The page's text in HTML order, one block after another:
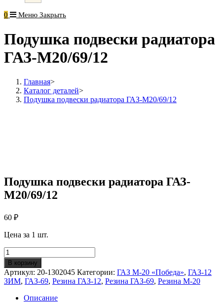
0 Меню Закрыть
Подушка подвески радиатора
ГАЗ-М20/69/12
Главная>
Каталог деталей>
Подушка подвески радиатора ГАЗ-М20/69/12
Подушка подвески радиатора ГАЗ-
М20/69/12
60 ₽
Цена за 1 шт.
Количество
Подушка
подвески
радиатора
ГАЗ-
М20/69/12
В корзину
Артикул: 20-1302045 Категории: ГАЗ М-20 «Победа», ГАЗ-12
ЗИМ, ГАЗ-69, Резина ГАЗ-12, Резина ГАЗ-69, Резина М-20
Описание